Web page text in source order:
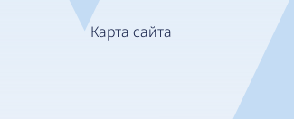
Карта сайта